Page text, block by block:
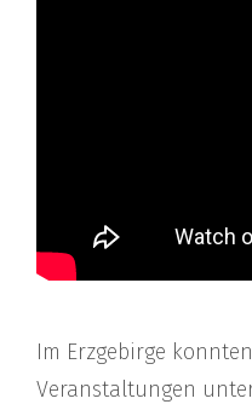
Im Erzgebirge
Veranstaltungen